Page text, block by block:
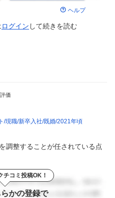
ヘルプ
ログイン して続きを読む
価
現職 新卒入社 既婚 2021年頃
調整することが任されている点
チコミ投稿OK！
かの登録で